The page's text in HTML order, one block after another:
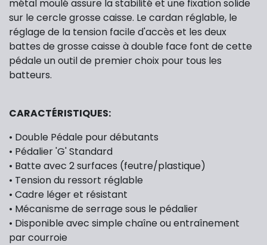
métal moulé assure la stabilité et une fixation solide
sur le cercle grosse caisse. Le cardan réglable, le
réglage de la tension facile d'accès et les deux
battes de grosse caisse à double face font de cette
pédale un outil de premier choix pour tous les
batteurs.
CARACTÉRISTIQUES:
• Double Pédale pour débutants
• Pédalier 'G' Standard
• Batte avec 2 surfaces (feutre/plastique)
• Tension du ressort réglable
• Cadre léger et résistant
• Mécanisme de serrage sous le pédalier
• Disponible avec simple chaîne ou entraînement
par courroie